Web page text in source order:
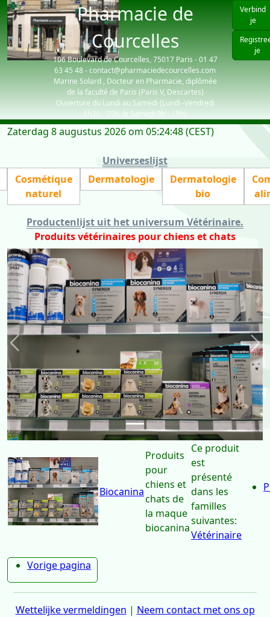
Pharmacie de
Courcelles
106 Boulevard de Courcelles, 75017 Paris - 01 47
63 45 48 - contact@pharmaciedecourcelles.com
Marine Solard , Docteur en Pharmacie, diplômée
de la faculté de Paris (Paris V, Descartes)
Ouverture du Lundi au Samedi (Lundi -Vendredi
8h30 - 20h, le Samedi 9h - 19h)
Verbind
je
je
Zaterdag 8 augustus 2026 om 05:24:48 (CEST)
Universeslijst
Cosmétique
naturel
Dermatologie
Dermatologie
bio
Productenlijst uit het universum Vétérinaire.
Produits vétérinaires pour chiens et chats
Précédent
Biocanina
Produits
pour
chiens et
chats de
la maque
biocanina
Ce produit
est
présenté
dans les
familles
suivantes:
Vétérinaire
Vorige pagina
Wettelijke vermeldingen | Neem contact met ons op